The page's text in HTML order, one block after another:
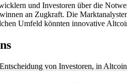
und Investoren über die
an Zugkraft. Die
Umfeld könnten innovative
von Investoren, in
in einem Marktzyklus, der von